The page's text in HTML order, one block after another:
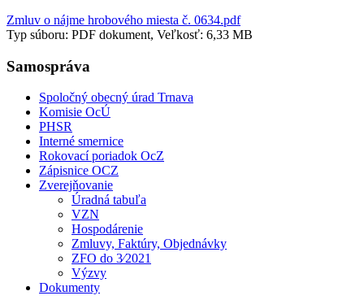
Zmluv o nájme hrobového miesta č. 0634.pdf
Typ súboru: PDF dokument, Veľkosť: 6,33 MB
Samospráva
Spoločný obecný úrad Trnava
Komisie OcÚ
PHSR
Interné smernice
Rokovací poriadok OcZ
Zápisnice OCZ
Zverejňovanie
Úradná tabuľa
VZN
Hospodárenie
Zmluvy, Faktúry, Objednávky
ZFO do 3⁄2021
Výzvy
Dokumenty